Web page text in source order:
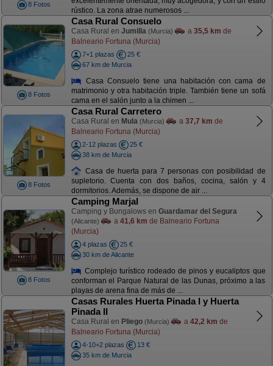
8 Fotos
rústico. La zona atrae numerosos ...
8 Fotos
Casa Rural Consuelo
Casa Rural en Jumilla (Murcia) a 35,5 km de
Balneario Fortuna (Murcia)
7+1 plazas
25 €
67 km de Murcia
Casa Consuelo tiene una habitación con cama de
matrimonio y otra habitación triple. También tiene un sofá
cama en el salón junto a la chimen ...
8 Fotos
Casa Rural Carretero
Casa Rural en Mula (Murcia) a 37,7 km de
Balneario Fortuna (Murcia)
2-12 plazas
25 €
38 km de Murcia
Casa de huerta para 7 personas con posibilidad de
supletorio. Cuenta con dos baños, cocina, salón y 4
dormitorios. Además, se dispone de air ...
8 Fotos
Camping Marjal
Camping y Bungalows en Guardamar del Segura
(Alicante) a 41,6 km de Balneario Fortuna
(Murcia)
4 plazas
25 €
30 km de Alicante
Complejo turístico rodeado de pinos y eucaliptos que
conforman el Parque Natural de las Dunas, próximo a las
playas de arena fina de más de ...
Casas Rurales Huerta Pinada I y Huerta
Pinada II
Casa Rural en Pliego (Murcia) a 42,2 km de
Balneario Fortuna (Murcia)
4-10+2 plazas
13 €
35 km de Murcia